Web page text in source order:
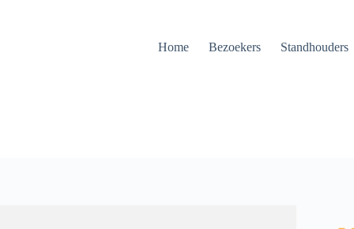
Home Bezoekers Standhouders